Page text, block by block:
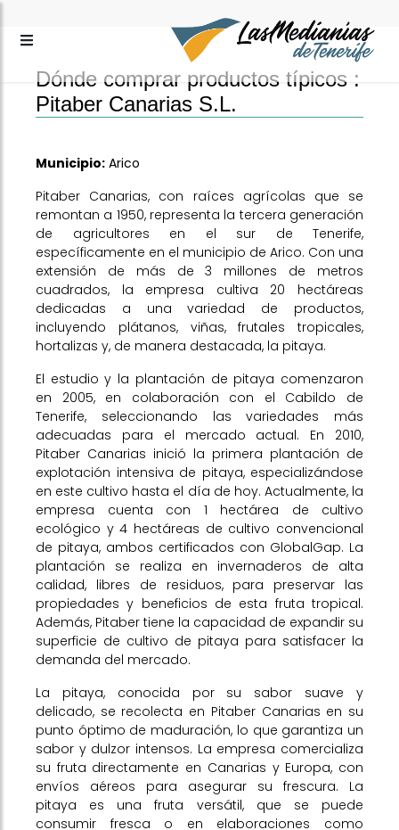
Dónde comprar productos típicos :
Pitaber Canarias S.L.
Municipio: Arico
Pitaber Canarias, con raíces agrícolas que se
remontan a 1950, representa la tercera generación
de agricultores en el sur de Tenerife,
específicamente en el municipio de Arico. Con una
extensión de más de 3 millones de metros
cuadrados, la empresa cultiva 20 hectáreas
dedicadas a una variedad de productos,
incluyendo plátanos, viñas, frutales tropicales,
hortalizas y, de manera destacada, la pitaya.
El estudio y la plantación de pitaya comenzaron
en 2005, en colaboración con el Cabildo de
Tenerife, seleccionando las variedades más
adecuadas para el mercado actual. En 2010,
Pitaber Canarias inició la primera plantación de
explotación intensiva de pitaya, especializándose
en este cultivo hasta el día de hoy. Actualmente, la
empresa cuenta con 1 hectárea de cultivo
ecológico y 4 hectáreas de cultivo convencional
de pitaya, ambos certificados con GlobalGap. La
plantación se realiza en invernaderos de alta
calidad, libres de residuos, para preservar las
propiedades y beneficios de esta fruta tropical.
Además, Pitaber tiene la capacidad de expandir su
superficie de cultivo de pitaya para satisfacer la
demanda del mercado.
La pitaya, conocida por su sabor suave y
delicado, se recolecta en Pitaber Canarias en su
punto óptimo de maduración, lo que garantiza un
sabor y dulzor intensos. La empresa comercializa
su fruta directamente en Canarias y Europa, con
envíos aéreos para asegurar su frescura. La
pitaya es una fruta versátil, que se puede
consumir fresca o en elaboraciones como